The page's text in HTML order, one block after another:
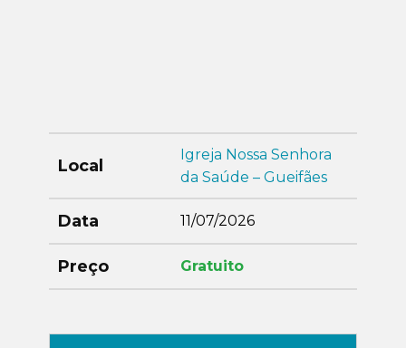
Local
Igreja Nossa Senhora
da Saúde – Gueifães
Data 11/07/2026
Preço Gratuito